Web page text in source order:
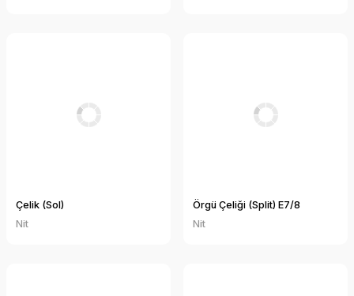
Çelik (Sol)
Nit
Örgü Çeliği (Split) E7/8
Nit